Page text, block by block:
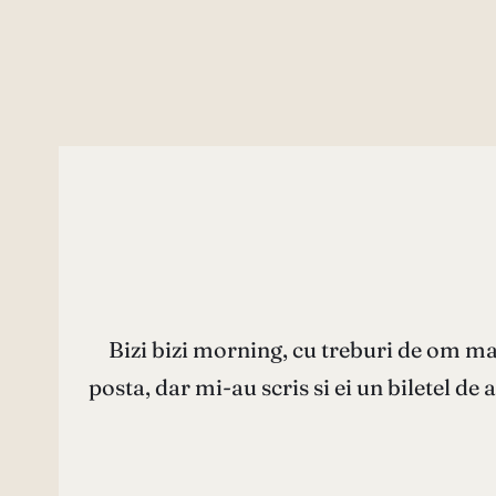
Bizi bizi morning, cu treburi de om
posta, dar mi-au scris si ei un biletel de